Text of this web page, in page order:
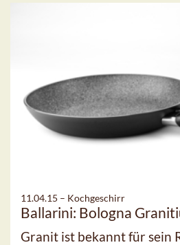
11.04.15 – Kochgeschirr
Ballarini: Bologna
Granit ist bekannt für sein